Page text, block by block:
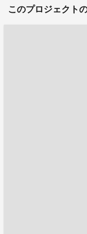
このプロジェクト